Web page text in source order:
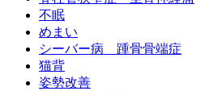
不眠
めまい
シーバー病 踵骨骨端症
猫背
姿勢改善